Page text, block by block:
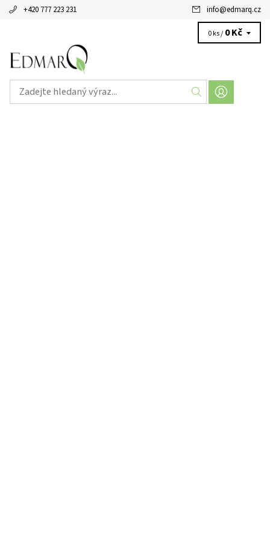
+420 777 223 231 info@edmarq.cz
0 ks / 0 Kč